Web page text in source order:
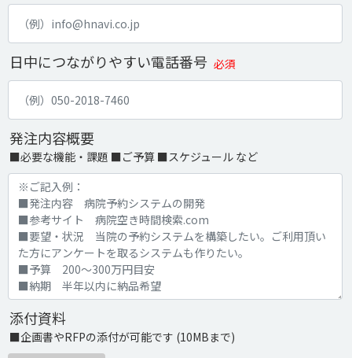
日中につながりやすい電話番号 必須
発注内容概要
■必要な機能・課題 ■ご予算 ■スケジュール など
添付資料
■企画書やRFPの添付が可能です (10MBまで)